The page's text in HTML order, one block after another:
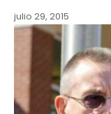
julio 29, 2015